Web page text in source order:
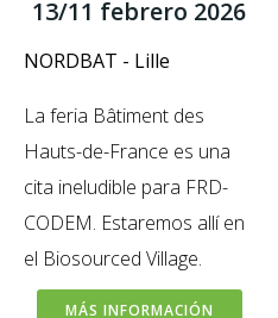
13/11 febrero 2026
NORDBAT - Lille
La feria Bâtiment des
Hauts-de-France es una
cita ineludible para FRD-
CODEM. Estaremos allí en
el Biosourced Village.
MÁS INFORMACIÓN